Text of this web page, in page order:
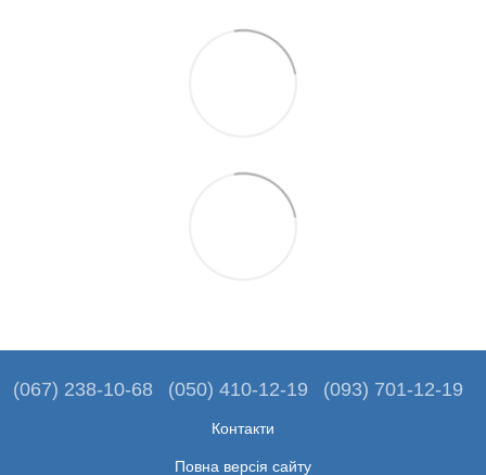
(067) 238-10-68 (050) 410-12-19 (093) 701-12-19
Контакти
Повна версія сайту